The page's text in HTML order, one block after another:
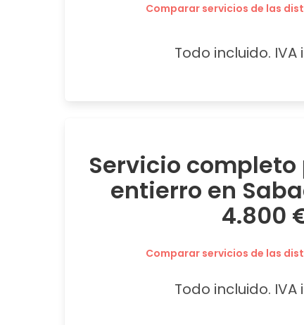
Comparar servicios de las
Todo incluido. IVA
Servicio
entierro en
4.800
Comparar servicios de las
Todo incluido. IVA